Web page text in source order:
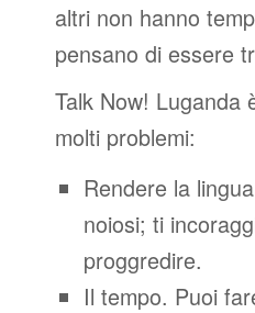
altri non hanno
pensano di essere
Talk Now! Luganda
molti problemi:
Rendere la
noiosi; ti
proggredire.
Il tempo. Puoi